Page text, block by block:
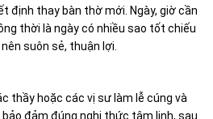
định thay bàn thờ mới. Ngày, giờ cần
thời là ngày có nhiều sao tốt chiếu
suôn sẻ, thuận lợi.
thầy hoặc các vị sư làm lễ cúng và
đảm đúng nghi thức tâm linh, sau